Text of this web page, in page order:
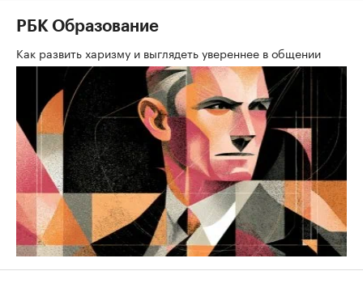
РБК Образование
Как развить харизму и выглядеть увереннее в общении